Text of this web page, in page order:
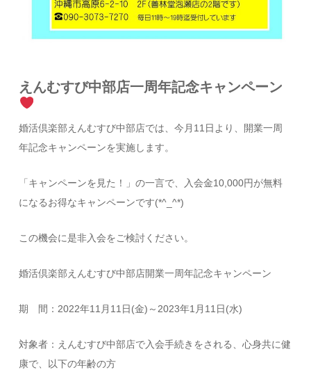
えんむすび中部店一周年記念キャンペーン
婚活倶楽部えんむすび中部店では、今月11日より、開業一周
年記念キャンペーンを実施します。
「キャンペーンを見た！」の一言で、入会金10,000円が無料
になるお得なキャンペーンです(*^_^*)
この機会に是非入会をご検討ください。
婚活倶楽部えんむすび中部店開業一周年記念キャンペーン
期 間：2022年11月11日(金)～2023年1月11日(水)
対象者：えんむすび中部店で入会手続きをされる、心身共に健
康で、以下の年齢の方